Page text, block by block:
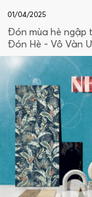
01/04/2025
Đón mùa hè ngập
Đón Hè - Vô Vàn